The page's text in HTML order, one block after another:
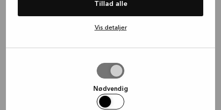
Tillad alle
Vis detaljer
Nødvendig